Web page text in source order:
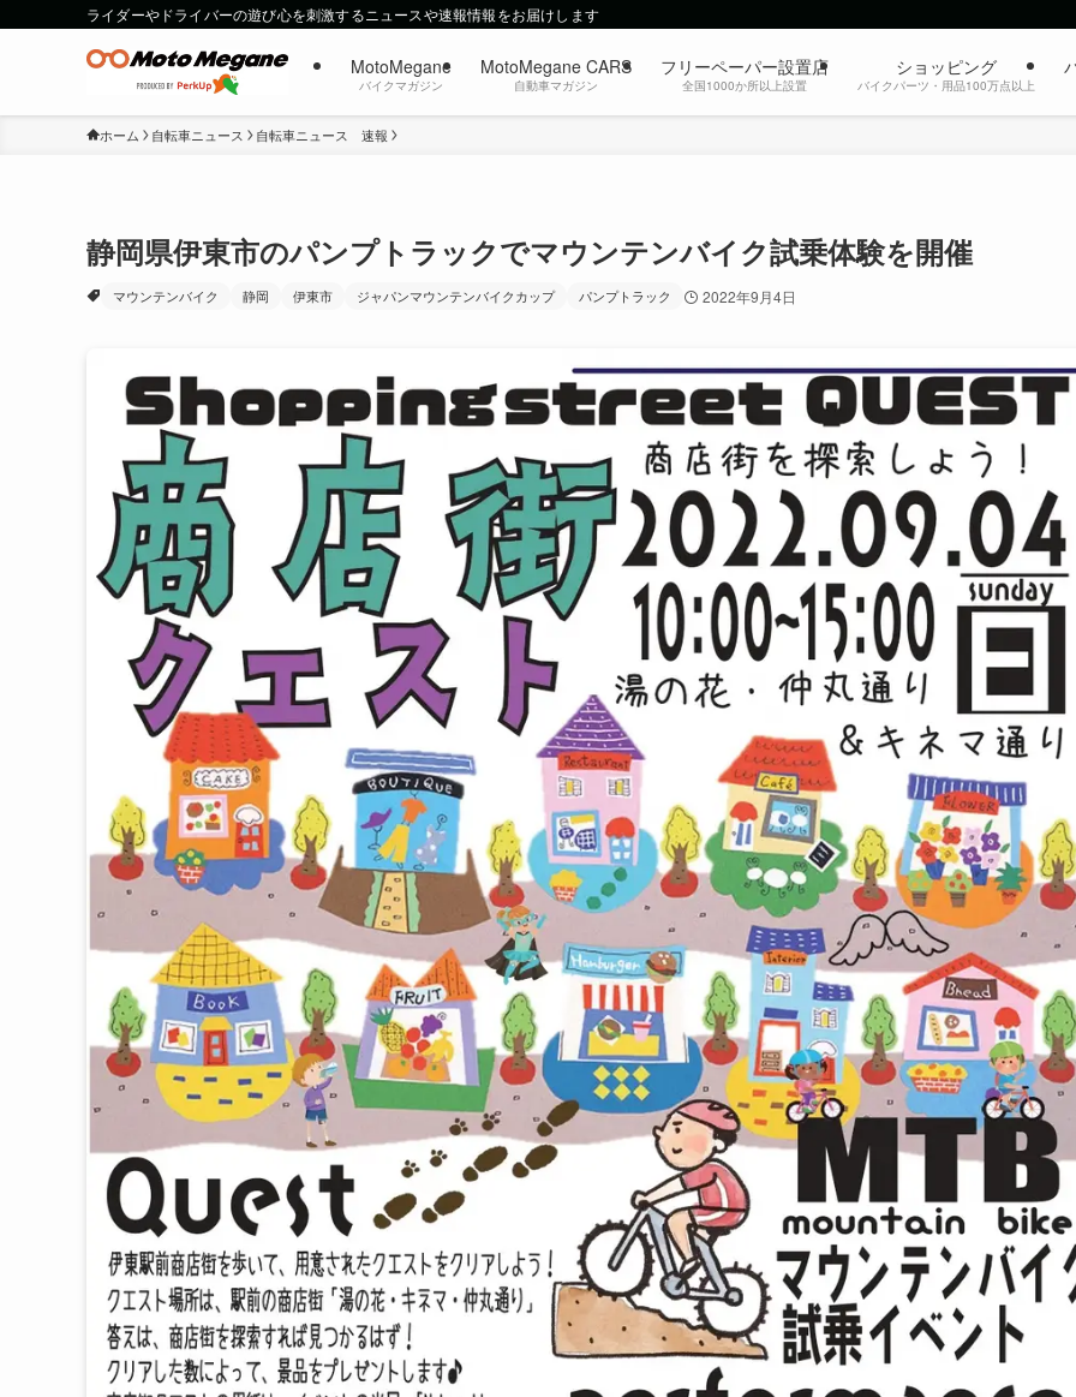
ライダーやドライバーの遊び心を刺激するニュースや速報情報をお届けします
MotoMegane
バイクマガジン
MotoMegane CARS
自動車マガジン
フリーペーパー設置店
全国1000か所以上設置
ショッピング
バイクパーツ・用品100万点以上
ホーム 自転車ニュース 自転車ニュース 速報
静岡県伊東市のパンプトラックでマウンテンバイク試乗体験を開催
マウンテンバイク 静岡 伊東市 ジャパンマウンテンバイクカップ パンプトラック 2022年9月4日